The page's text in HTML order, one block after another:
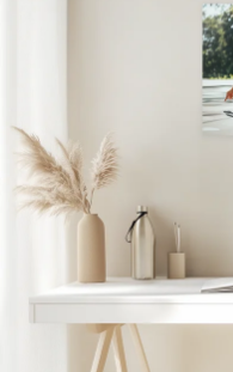
Unsere Geschenke
4,8 bei Google
+49 39292 929695
Montag - Freitag : 8:30
Samstag - Sonntag :